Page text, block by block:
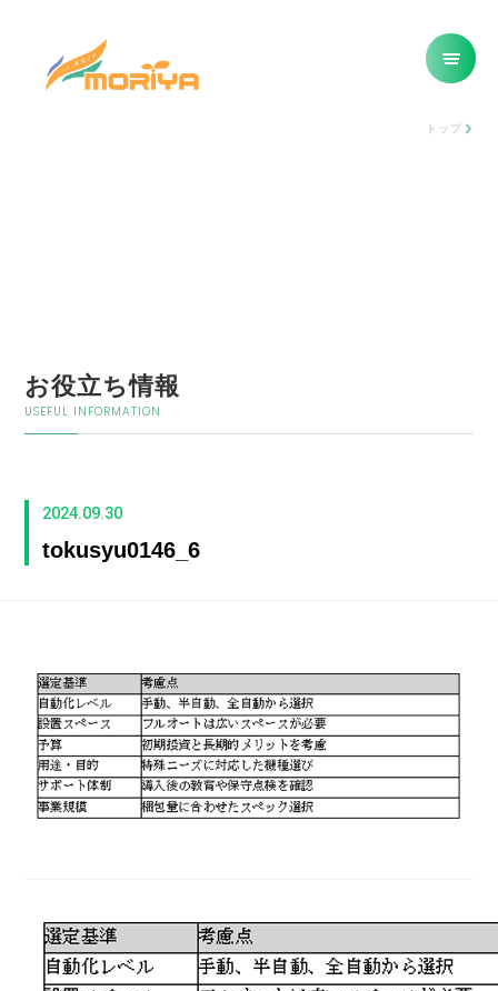
トップ
お役立ち情報
USEFUL INFORMATION
2024.09.30
tokusyu0146_6